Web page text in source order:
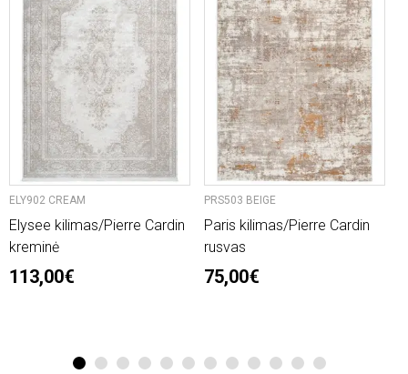
ELY902 CREAM
Elysee kilimas/Pierre Cardin
kreminė
113,00€
PRS503 BEIGE
Paris kilimas/Pierre Cardin
rusvas
75,00€
10 11 12